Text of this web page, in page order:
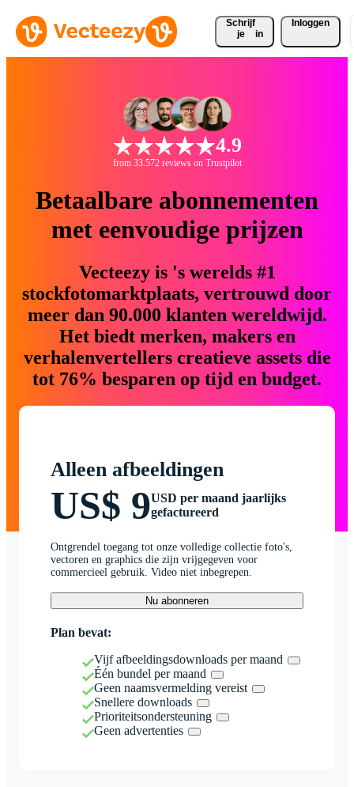
Schrijf
je
in
Inloggen
4.9
from 33.572 reviews on Trustpilot
Betaalbare abonnementen
met eenvoudige prijzen
Vecteezy is 's werelds #1
stockfotomarktplaats, vertrouwd door
meer dan 90.000 klanten wereldwijd.
Het biedt merken, makers en
verhalenvertellers creatieve assets die
tot 76% besparen op tijd en budget.
Alleen afbeeldingen
US$ 9USD per maand jaarlijks
gefactureerd
Ontgrendel toegang tot onze volledige collectie foto's,
vectoren en graphics die zijn vrijgegeven voor
commercieel gebruik. Video niet inbegrepen.
Nu abonneren
Plan bevat:
Vijf afbeeldingsdownloads per maand
Één bundel per maand
Geen naamsvermelding vereist
Snellere downloads
Prioriteitsondersteuning
Geen advertenties